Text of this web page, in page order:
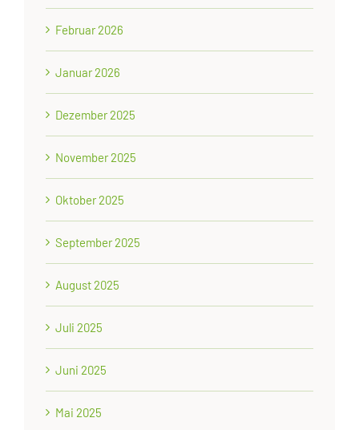
Februar 2026
Januar 2026
Dezember 2025
November 2025
Oktober 2025
September 2025
August 2025
Juli 2025
Juni 2025
Mai 2025